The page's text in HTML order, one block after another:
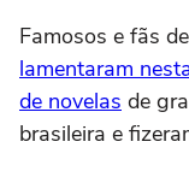
Famosos e fãs de
lamentaram
de novelas de
brasileira e